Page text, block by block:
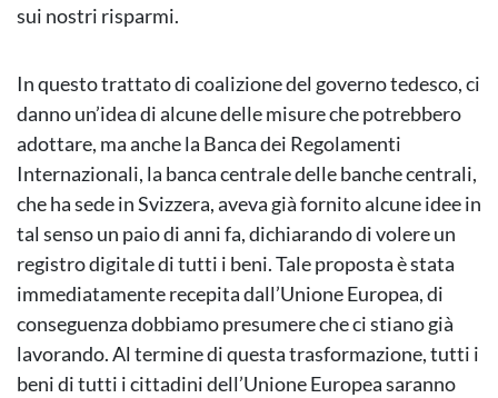
sui nostri risparmi.
In questo trattato di coalizione del governo tedesco, ci
danno un’idea di alcune delle misure che potrebbero
adottare, ma anche la Banca dei Regolamenti
Internazionali, la banca centrale delle banche centrali,
che ha sede in Svizzera, aveva già fornito alcune idee in
tal senso un paio di anni fa, dichiarando di volere un
registro digitale di tutti i beni. Tale proposta è stata
immediatamente recepita dall’Unione Europea, di
conseguenza dobbiamo presumere che ci stiano già
lavorando. Al termine di questa trasformazione, tutti i
beni di tutti i cittadini dell’Unione Europea saranno